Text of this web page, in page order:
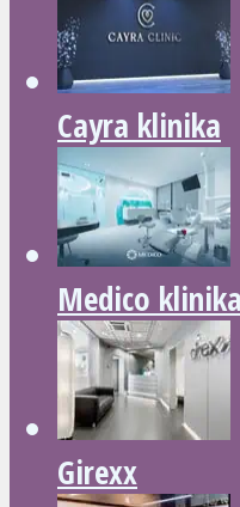
Cayra klinika
Medico klinika
Girexx